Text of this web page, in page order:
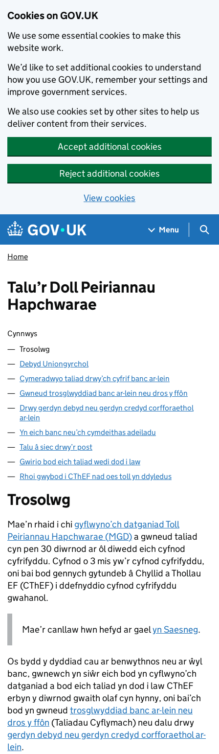
Cookies on GOV.UK
We use some essential cookies to make this
website work.
We’d like to set additional cookies to understand
how you use GOV.UK, remember your settings and
improve government services.
We also use cookies set by other sites to help us
deliver content from their services.
Accept additional cookies
Reject additional cookies
View cookies
Skip to main content
Navigation menu
Menu
Home
Talu’r Doll Peiriannau
Hapchwarae
Sgipio cynnwys
Cynnwys
Trosolwg
Debyd Uniongyrchol
Cymeradwyo taliad drwy’ch cyfrif banc ar-lein
Gwneud trosglwyddiad banc ar-lein neu dros y ffôn
Drwy gerdyn debyd neu gerdyn credyd corfforaethol
ar-lein
Yn eich banc neu’ch cymdeithas adeiladu
Talu â siec drwy’r post
Gwirio bod eich taliad wedi dod i law
Rhoi gwybod i CThEF nad oes toll yn ddyledus
Trosolwg
Mae’n rhaid i chi gyflwyno’ch datganiad Toll
Peiriannau Hapchwarae (MGD)a gwneud taliad
cyn pen 30 diwrnod ar ôl diwedd eich cyfnod
cyfrifyddu. Cyfnod o 3 mis yw’r cyfnod cyfrifyddu,
oni bai bod gennych gytundeb â Chyllid a Thollau
EF (CThEF) i ddefnyddio cyfnod cyfrifyddu
gwahanol.
Mae’r canllaw hwn hefyd ar gaelyn Saesneg.
Os bydd y dyddiad cau ar benwythnos neu ar ŵyl
banc, gwnewch yn siŵr eich bod yn cyflwyno’ch
datganiad a bod eich taliad yn dod i law CThEF
erbyn y diwrnod gwaith olaf cyn hynny, oni bai’ch
bod yn gwneud trosglwyddiad banc ar-lein neu
dros y ffôn (Taliadau Cyflymach) neu dalu drwy
gerdyn debyd neu gerdyn credyd corfforaethol ar-
lein.